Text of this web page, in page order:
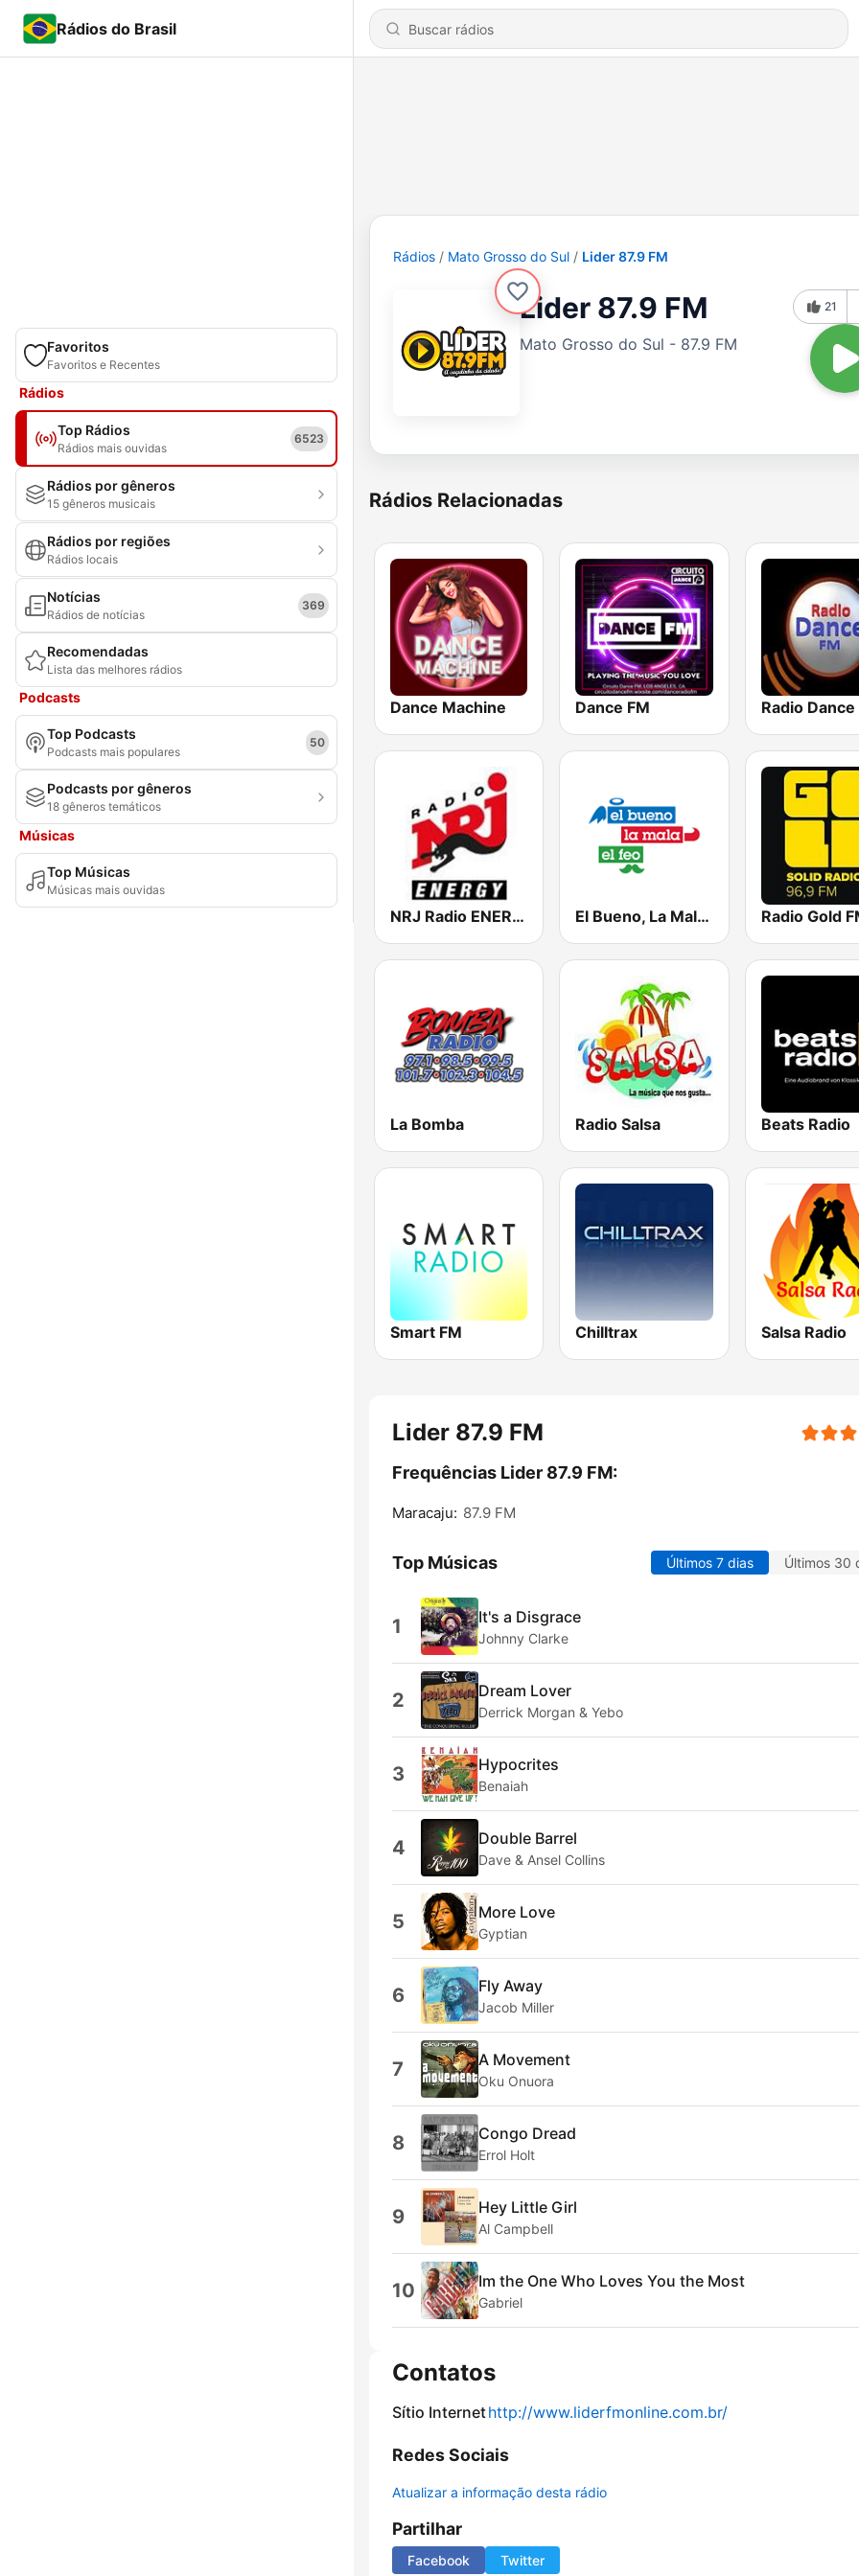
Rádios do Brasil
Favoritos
Favoritos e Recentes
Rádios
Top Rádios
Rádios mais ouvidas
6523
Rádios por gêneros
15 gêneros musicais
Rádios por regiões
Rádios locais
Notícias
Rádios de notícias
369
Recomendadas
Lista das melhores rádios
Podcasts
Top Podcasts
Podcasts mais populares
50
Podcasts por gêneros
18 gêneros temáticos
Músicas
Top Músicas
Músicas mais ouvidas
Rádios Mato Grosso do Sul Lider 87.9 FM
Lider 87.9 FM
Mato Grosso do Sul - 87.9 FM
21
Rádios Relacionadas
Dance Machine Dance FM Radio Dance
NRJ Radio ENERGY El Bueno, La Mala y El Feo
La Bomba Radio Salsa Beats Radio
Smart FM Chilltrax Salsa Radio
Lider 87.9 FM
Frequências Lider 87.9 FM:
Maracaju: 87.9 FM
Top Músicas Últimos 7 dias Últimos 30
1 It's a Disgrace
Johnny Clarke
2 Dream Lover
Derrick Morgan & Yebo
3 Hypocrites
Benaiah
4 Double Barrel
Dave & Ansel Collins
5 More Love
Gyptian
6 Fly Away
Jacob Miller
7 A Movement
Oku Onuora
8 Congo Dread
Errol Holt
9 Hey Little Girl
Al Campbell
10 Im the One Who Loves You the Most
Gabriel
Contatos
Sítio Internethttp://www.liderfmonline.com.br/
Redes Sociais
Atualizar a informação desta rádio
Partilhar
Facebook Twitter